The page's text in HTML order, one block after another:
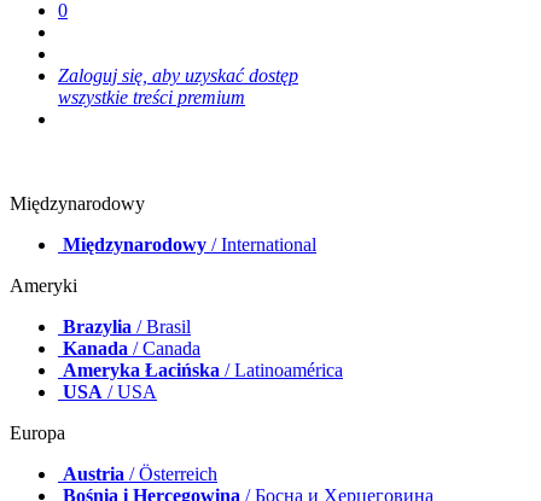
0
Zaloguj się, aby uzyskać dostęp
wszystkie treści premium
Międzynarodowy
Międzynarodowy / International
Ameryki
Brazylia / Brasil
Kanada / Canada
Ameryka Łacińska / Latinoamérica
USA / USA
Europa
Austria / Österreich
Bośnia i Hercegowina / Босна и Херцеговина